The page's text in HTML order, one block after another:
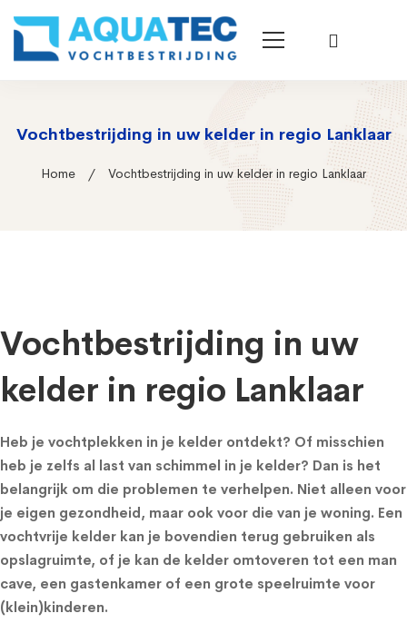
Vochtbestrijding in uw kelder in regio Lanklaar
Home Vochtbestrijding in uw kelder in regio Lanklaar
Vochtbestrijding in uw
kelder in regio Lanklaar
Heb je vochtplekken in je kelder ontdekt? Of misschien
heb je zelfs al last van schimmel in je kelder? Dan is het
belangrijk om die problemen te verhelpen. Niet alleen voor
je eigen gezondheid, maar ook voor die van je woning. Een
vochtvrije kelder kan je bovendien terug gebruiken als
opslagruimte, of je kan de kelder omtoveren tot een man
cave, een gastenkamer of een grote speelruimte voor
(klein)kinderen.